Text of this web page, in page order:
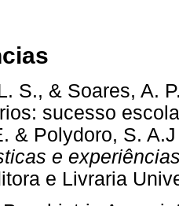
S., & Soares, A.
sucesso
& Polydoro, S.
e
e Livraria